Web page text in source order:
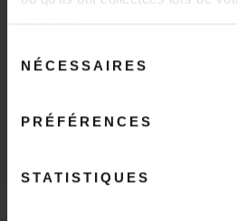
services.
NÉCESSAIRES
PRÉFÉRENCES
STATISTIQUES
Bonnes
Nous serons fermés du 8
Toutes les commandes
août.